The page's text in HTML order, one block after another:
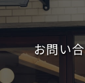
お問い